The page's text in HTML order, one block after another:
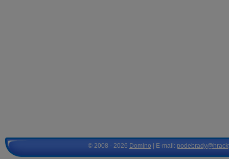
© 2008 - 2026 Domino | E-mail: